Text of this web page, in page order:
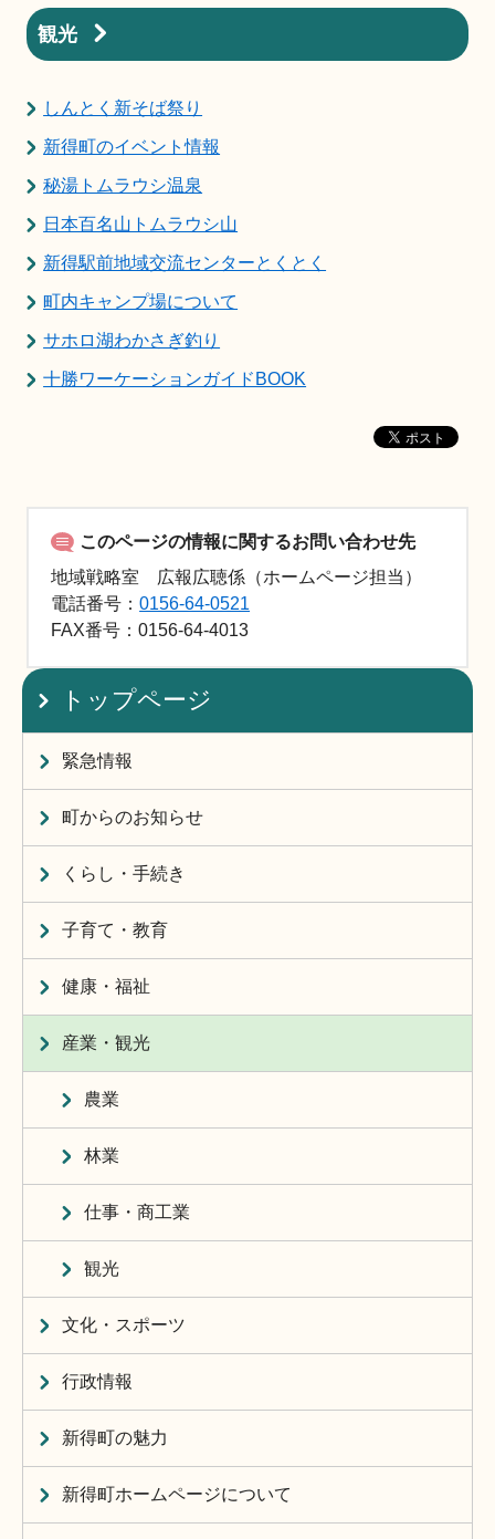
観光
しんとく新そば祭り
新得町のイベント情報
秘湯トムラウシ温泉
日本百名山トムラウシ山
新得駅前地域交流センターとくとく
町内キャンプ場について
サホロ湖わかさぎ釣り
十勝ワーケーションガイドBOOK
このページの情報に関するお問い合わせ先
地域戦略室 広報広聴係（ホームページ担当）
電話番号：0156-64-0521
FAX番号：0156-64-4013
トップページ
緊急情報
町からのお知らせ
くらし・手続き
子育て・教育
健康・福祉
産業・観光
農業
林業
仕事・商工業
観光
文化・スポーツ
行政情報
新得町の魅力
新得町ホームページについて